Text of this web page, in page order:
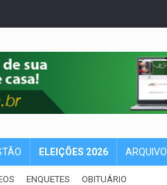
ELEIÇÕES 2026 ARQUIVO
ENQUETES OBITUÁRIO